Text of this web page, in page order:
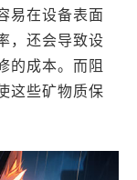
易在设备表面
，还会导致设
的成本。而阻
这些矿物质保